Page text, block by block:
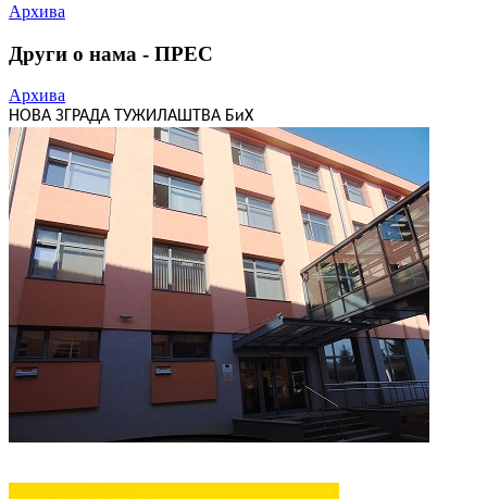
Архива
Други о нама - ПРЕС
Архива
НОВА ЗГРАДА ТУЖИЛАШТВА БиХ